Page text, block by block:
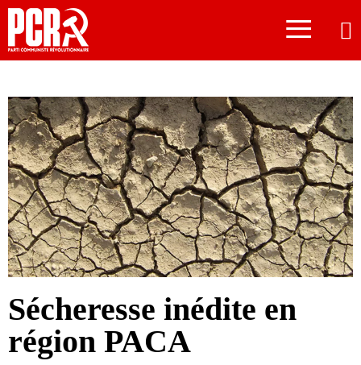
≡
Sécheresse inédite en
région PACA